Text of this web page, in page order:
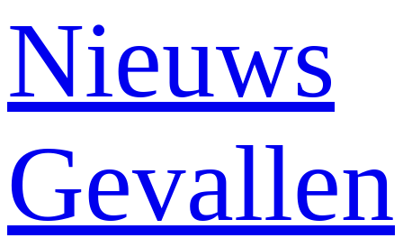
Nieuws
Gevallen